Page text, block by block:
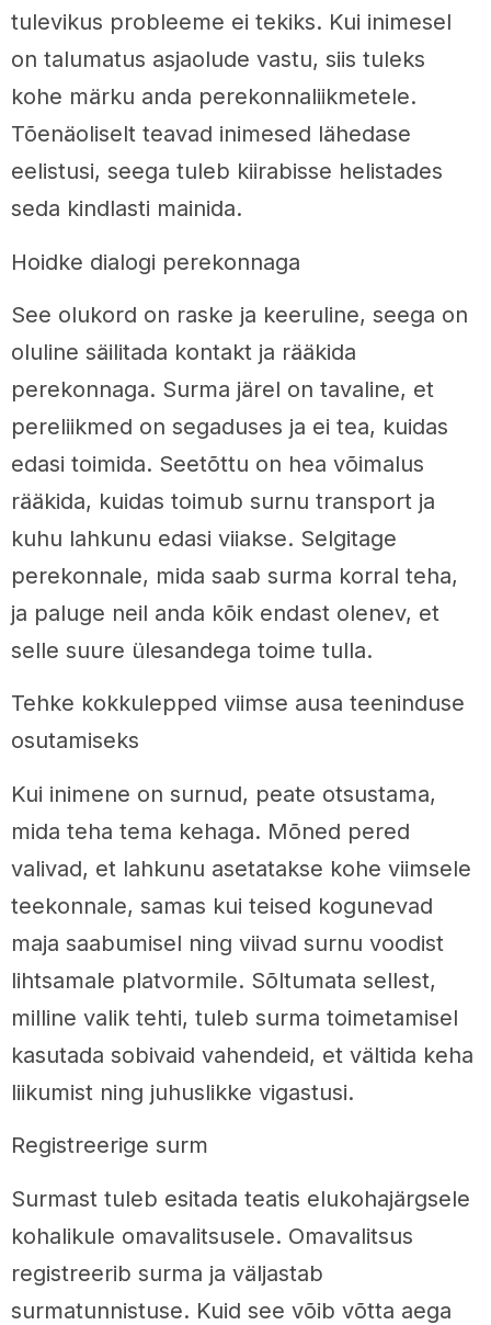
tulevikus probleeme ei tekiks. Kui inimesel
on talumatus asjaolude vastu, siis tuleks
kohe märku anda perekonnaliikmetele.
Tõenäoliselt teavad inimesed lähedase
eelistusi, seega tuleb kiirabisse helistades
seda kindlasti mainida.
Hoidke dialogi perekonnaga
See olukord on raske ja keeruline, seega on
oluline säilitada kontakt ja rääkida
perekonnaga. Surma järel on tavaline, et
pereliikmed on segaduses ja ei tea, kuidas
edasi toimida. Seetõttu on hea võimalus
rääkida, kuidas toimub surnu transport ja
kuhu lahkunu edasi viiakse. Selgitage
perekonnale, mida saab surma korral teha,
ja paluge neil anda kõik endast olenev, et
selle suure ülesandega toime tulla.
Tehke kokkulepped viimse ausa teeninduse
osutamiseks
Kui inimene on surnud, peate otsustama,
mida teha tema kehaga. Mõned pered
valivad, et lahkunu asetatakse kohe viimsele
teekonnale, samas kui teised kogunevad
maja saabumisel ning viivad surnu voodist
lihtsamale platvormile. Sõltumata sellest,
milline valik tehti, tuleb surma toimetamisel
kasutada sobivaid vahendeid, et vältida keha
liikumist ning juhuslikke vigastusi.
Registreerige surm
Surmast tuleb esitada teatis elukohajärgsele
kohalikule omavalitsusele. Omavalitsus
registreerib surma ja väljastab
surmatunnistuse. Kuid see võib võtta aega